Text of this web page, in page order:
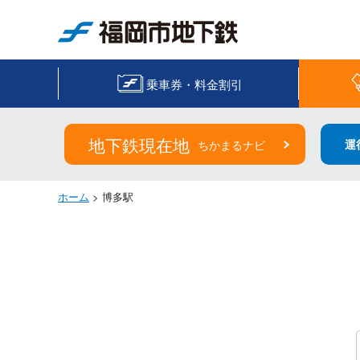
乗車券・料金割引
地下鉄現在地 ちかまるナビ 運
ホーム > 博多駅